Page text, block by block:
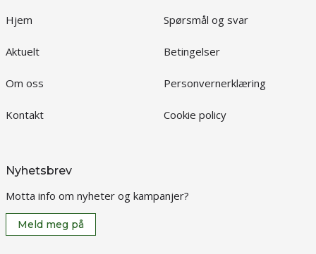
Hjem
Aktuelt
Om oss
Kontakt
Spørsmål og svar
Betingelser
Personvernerklæring
Cookie policy
Nyhetsbrev
Motta info om nyheter og kampanjer?
Meld meg på